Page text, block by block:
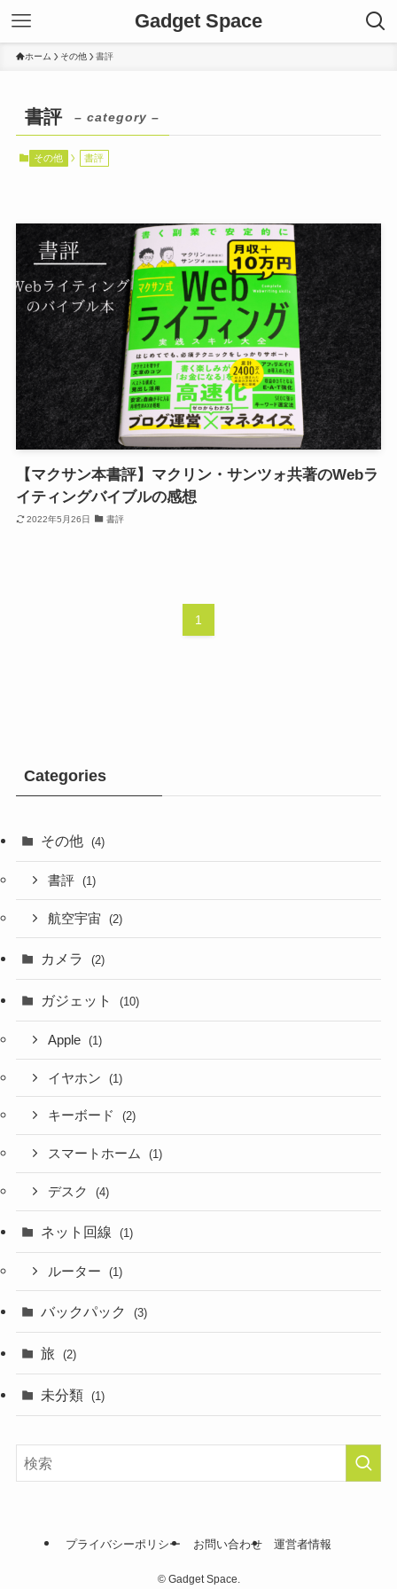
Gadget Space
ホーム その他 書評
書評 – category –
その他 書評
【マクサン本書評】マクリン・サンツォ共著のWebラ
イティングバイブルの感想
2022年5月26日 書評
1
Categories
その他 (4)
書評 (1)
航空宇宙 (2)
カメラ (2)
ガジェット (10)
Apple (1)
イヤホン (1)
キーボード (2)
スマートホーム (1)
デスク (4)
ネット回線 (1)
ルーター (1)
バックパック (3)
旅 (2)
未分類 (1)
プライバシーポリシー お問い合わせ 運営者情報
©Gadget Space.